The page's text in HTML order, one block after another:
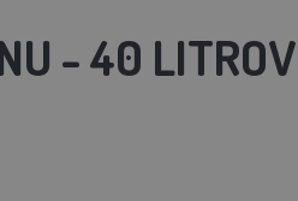
- 40